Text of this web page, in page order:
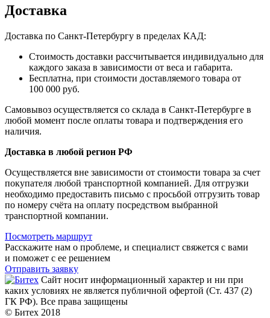
Доставка
Доставка по Санкт-Петербургу в пределах КАД:
Стоимость доставки рассчитывается индивидуально для
каждого заказа в зависимости от веса и габарита.
Бесплатна, при стоимости доставляемого товара от
100 000 руб.
Самовывоз осуществляется со склада в Санкт-Петербурге в
любой момент после оплаты товара и подтверждения его
наличия.
Доставка в любой регион РФ
Осуществляется вне зависимости от стоимости товара за счет
покупателя любой транспортной компанией. Для отгрузки
необходимо предоставить письмо с просьбой отгрузить товар
по номеру счёта на оплату посредством выбранной
транспортной компании.
Посмотреть маршрут
Расскажите нам о проблеме, и специалист свяжется с вами
и поможет с ее решением
Отправить заявку
Сайт носит информационный характер и ни при
каких условиях не является публичной офертой (Ст. 437 (2)
ГК РФ). Все права защищены
© Битех 2018